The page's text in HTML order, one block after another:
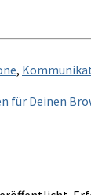
,
für Deinen